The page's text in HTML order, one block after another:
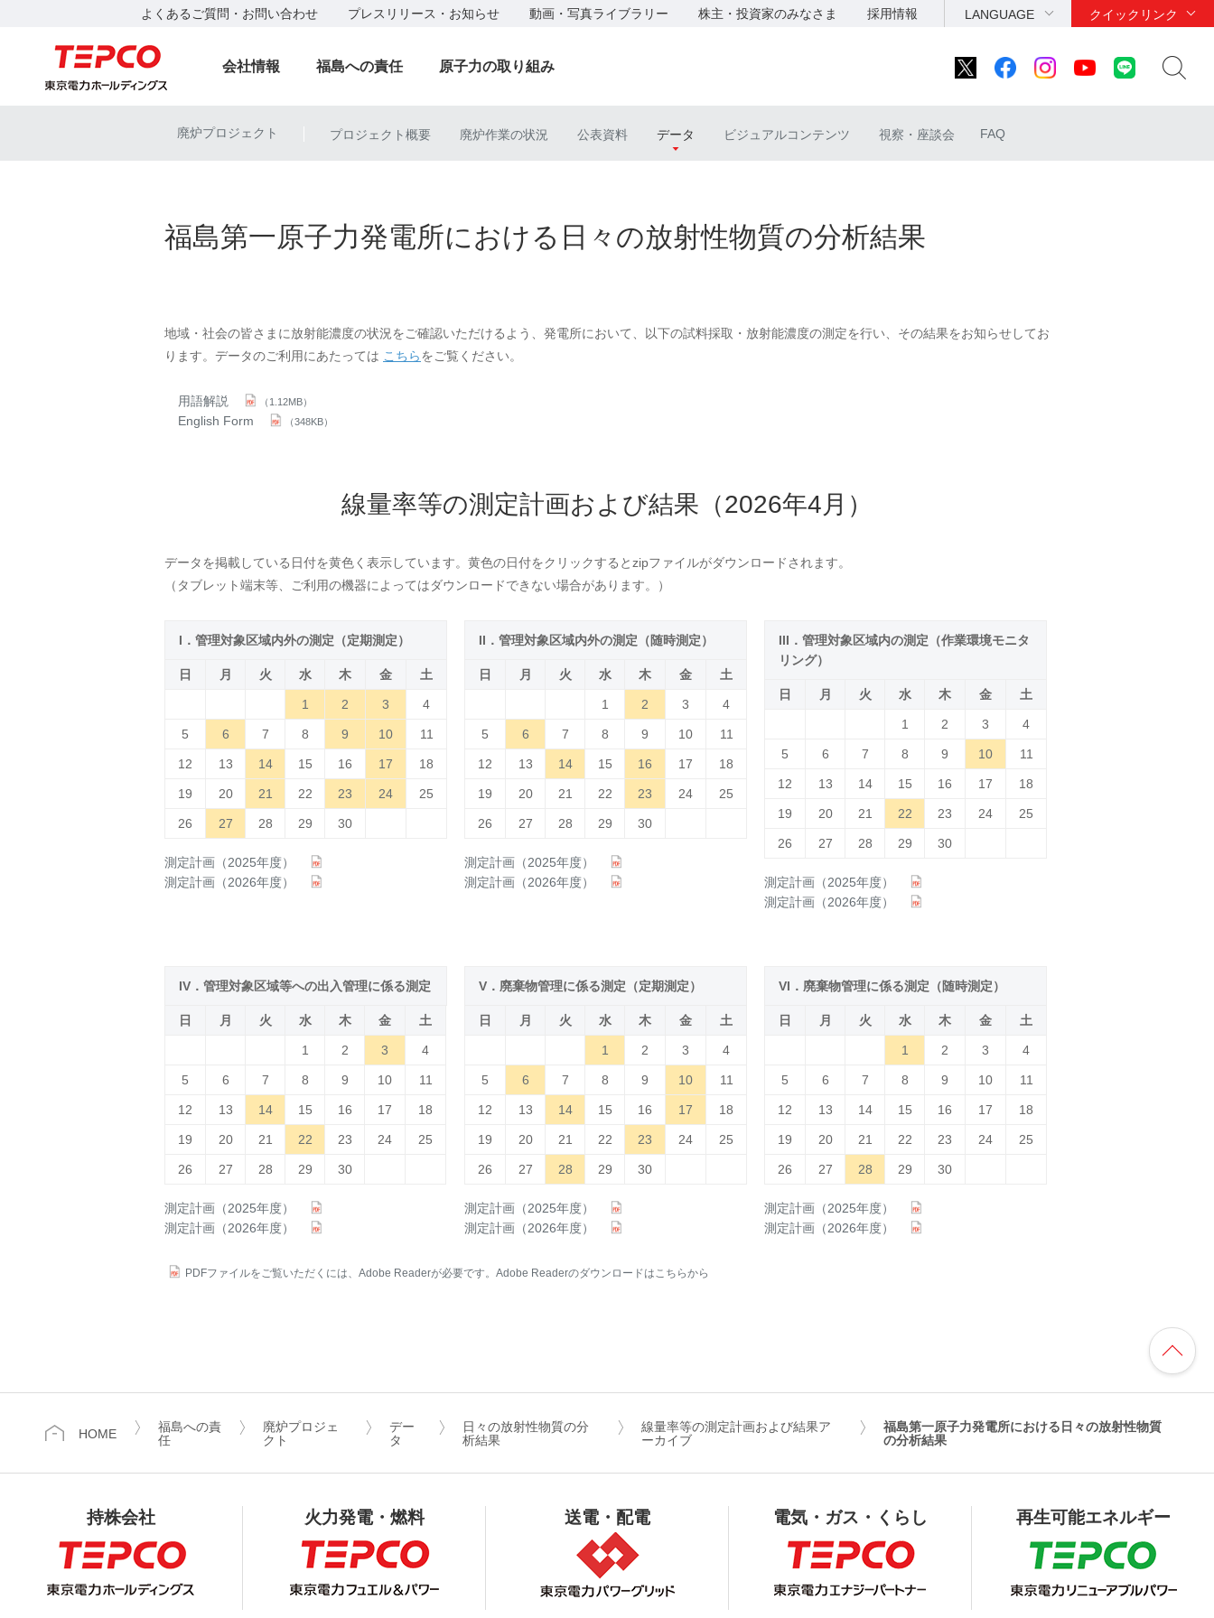
よくあるご質問・お問い合わせ プレスリリース・お知らせ 動画・写真ライブラリー 株主・投資家のみなさま 採用情報 LANGUAGE クイックリンク
会社情報 福島への責任 原子力の取り組み
廃炉プロジェクト プロジェクト概要 廃炉作業の状況 公表資料 データ ビジュアルコンテンツ 視察・座談会 FAQ
福島第一原子力発電所における日々の放射性物質の分析結果
地域・社会の皆さまに放射能濃度の状況をご確認いただけるよう、発電所において、以下の試料採取・放射能濃度の測定を行い、その結果をお知らせしてお
ります。データのご利用にあたっては こちらをご覧ください。
用語解説 （1.12MB）
English Form （348KB）
線量率等の測定計画および結果（2026年4月）
データを掲載している日付を黄色く表示しています。黄色の日付をクリックするとzipファイルがダウンロードされます。
（タブレット端末等、ご利用の機器によってはダウンロードできない場合があります。）
I．管理対象区域内外の測定（定期測定）
日 月 火 水 木 金 土
1 2 3 4
5 6 7 8 9 10 11
12 13 14 15 16 17 18
19 20 21 22 23 24 25
26 27 28 29 30
測定計画（2025年度）
測定計画（2026年度）
II．管理対象区域内外の測定（随時測定）
日 月 火 水 木 金 土
1 2 3 4
5 6 7 8 9 10 11
12 13 14 15 16 17 18
19 20 21 22 23 24 25
26 27 28 29 30
測定計画（2025年度）
測定計画（2026年度）
III．管理対象区域内の測定（作業環境モニタ
リング）
日 月 火 水 木 金 土
1 2 3 4
5 6 7 8 9 10 11
12 13 14 15 16 17 18
19 20 21 22 23 24 25
26 27 28 29 30
測定計画（2025年度）
測定計画（2026年度）
IV．管理対象区域等への出入管理に係る測定
日 月 火 水 木 金 土
1 2 3 4
5 6 7 8 9 10 11
12 13 14 15 16 17 18
19 20 21 22 23 24 25
26 27 28 29 30
測定計画（2025年度）
測定計画（2026年度）
V．廃棄物管理に係る測定（定期測定）
日 月 火 水 木 金 土
1 2 3 4
5 6 7 8 9 10 11
12 13 14 15 16 17 18
19 20 21 22 23 24 25
26 27 28 29 30
測定計画（2025年度）
測定計画（2026年度）
VI．廃棄物管理に係る測定（随時測定）
日 月 火 水 木 金 土
1 2 3 4
5 6 7 8 9 10 11
12 13 14 15 16 17 18
19 20 21 22 23 24 25
26 27 28 29 30
測定計画（2025年度）
測定計画（2026年度）
PDFファイルをご覧いただくには、Adobe Readerが必要です。Adobe Readerのダウンロードはこちらから
HOME
福島への責
任
廃炉プロジェ
クト
デー
タ
日々の放射性物質の分
析結果
線量率等の測定計画および結果ア
ーカイブ
福島第一原子力発電所における日々の放射性物質
の分析結果
持株会社 火力発電・燃料 送電・配電 電気・ガス・くらし 再生可能エネルギー